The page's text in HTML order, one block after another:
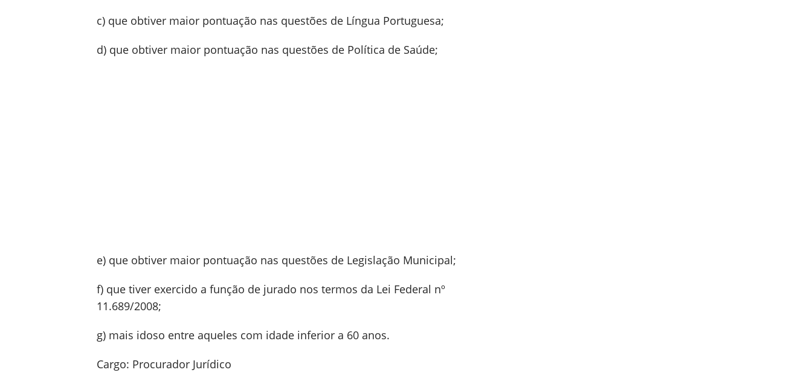
c) que obtiver maior pontuação nas questões de Língua Portuguesa;
d) que obtiver maior pontuação nas questões de Política de Saúde;
e) que obtiver maior pontuação nas questões de Legislação Municipal;
f) que tiver exercido a função de jurado nos termos da Lei Federal nº
11.689/2008;
g) mais idoso entre aqueles com idade inferior a 60 anos.
Cargo: Procurador Jurídico